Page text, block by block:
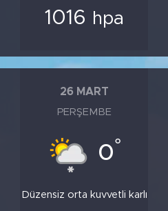
1016 hpa
26 MART
PERŞEMBE
0°
Düzensiz orta kuvvetli karlı